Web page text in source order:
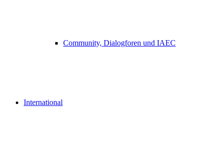
Community, Dialogforen und IAEC
International